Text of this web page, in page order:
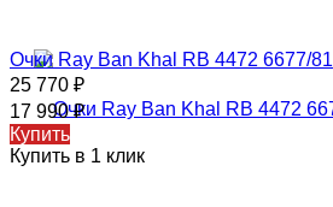
Очки Ray Ban Khal RB 4472 6677/81
25 770 ₽
17 990₽
Купить
Купить в 1 клик